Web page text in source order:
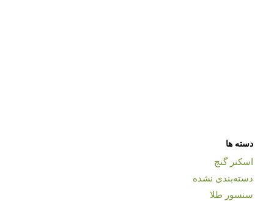
دسته ها
اسکنر گنج
دسته‌بندی نشده
سنسور طلا